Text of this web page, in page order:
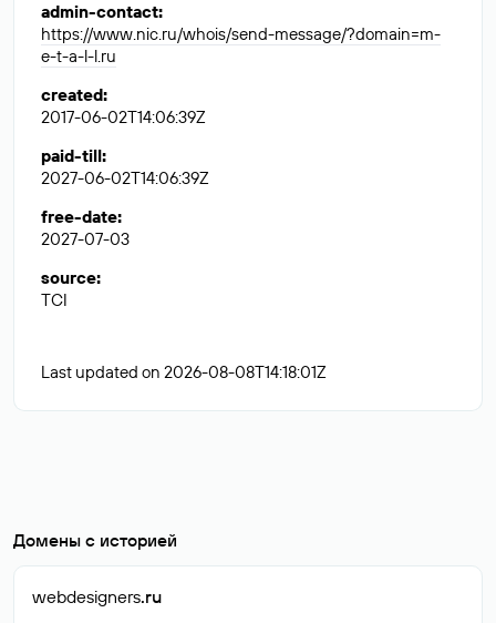
admin-contact:
https://www.nic.ru/whois/send-message/?domain=m-
e-t-a-l-l.ru
created:
2017-06-02T14:06:39Z
paid-till:
2027-06-02T14:06:39Z
free-date:
2027-07-03
source:
TCI
Last updated on 2026-08-08T14:18:01Z
Домены с историей
webdesigners.ru